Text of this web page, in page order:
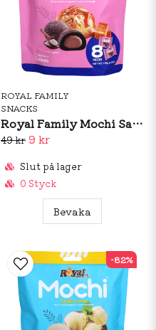
ROYAL FAMILY
SNACKS
Royal Family Mochi Salted Caramel 120g (BF: Dec 2025)
49 kr 9 kr
Slut på lager
0 Styck
Bevaka
-82%